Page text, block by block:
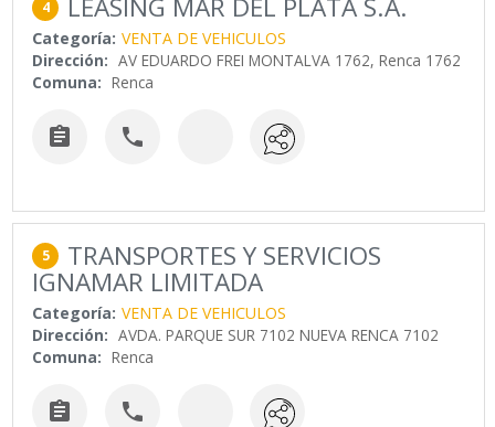
4 LEASING MAR DEL PLATA S.A.
Categoría: VENTA DE VEHICULOS
Dirección: AV EDUARDO FREI MONTALVA 1762, Renca 1762
Comuna: Renca
 
5 TRANSPORTES Y SERVICIOS
IGNAMAR LIMITADA
Categoría: VENTA DE VEHICULOS
Dirección: AVDA. PARQUE SUR 7102 NUEVA RENCA 7102
Comuna: Renca
 